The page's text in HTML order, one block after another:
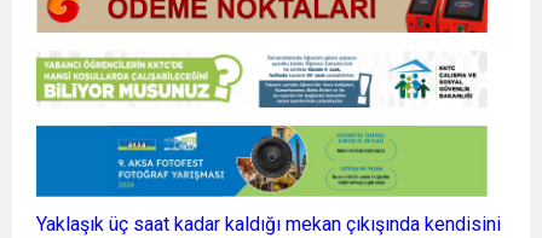
Yaklaşık üç saat kadar kaldığı mekan çıkışında kendisini